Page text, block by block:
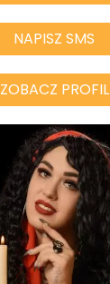
NAPISZ SMS
ZOBACZ PROFIL